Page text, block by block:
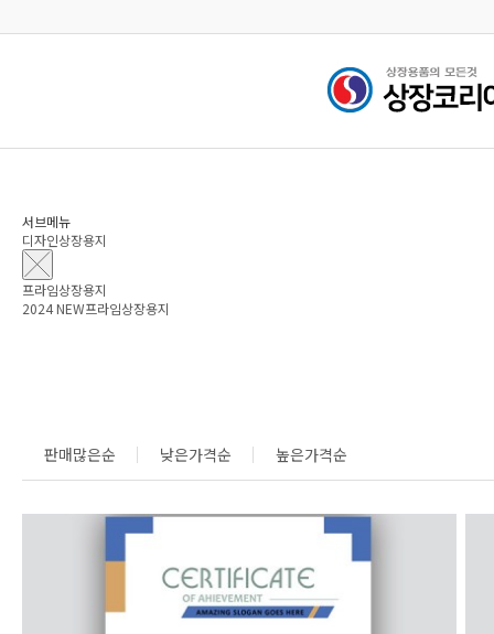
검색
서브메뉴
디자인상장용지
프라임상장용지
2024 NEW프라임상장용지
판매많은순 낮은가격순 높은가격순